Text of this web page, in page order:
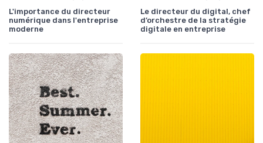
L'importance du directeur
numérique dans l'entreprise
moderne
Le directeur du digital, chef
d’orchestre de la stratégie
digitale en entreprise